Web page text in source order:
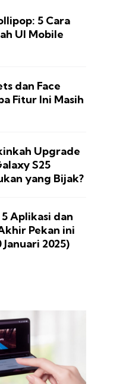
5 Cara
UI Mobile
dan Face
Fitur Ini Masih
Upgrade
S25
yang Bijak?
Aplikasi dan
Pekan ini
Januari 2025)